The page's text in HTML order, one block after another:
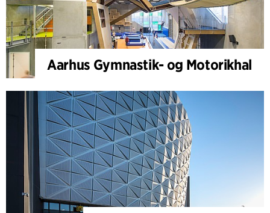
Aarhus Gymnastik- og Motorikhal